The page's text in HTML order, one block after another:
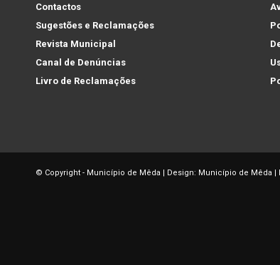
Contactos
Sugestões e Reclamações
Revista Municipal
Canal de Denúncias
Livro de Reclamações
© Copyright - Município de Mêda | Design: Município de Mêda |